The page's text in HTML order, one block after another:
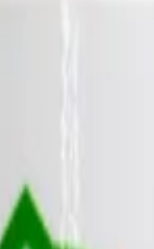
излишков полимера -